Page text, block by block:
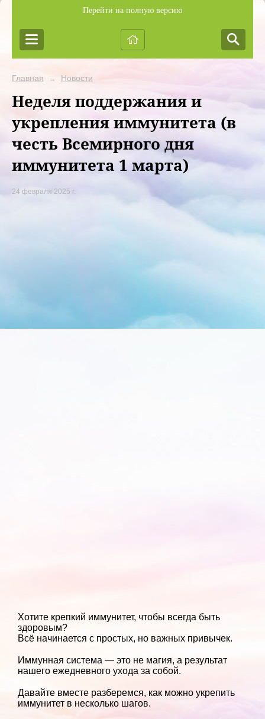
Перейти на полную версию
Главная → Новости
Неделя поддержания и
укрепления иммунитета (в
честь Всемирного дня
иммунитета 1 марта)
24 февраля 2025 г.
Хотите крепкий иммунитет, чтобы всегда быть
здоровым?
Всё начинается с простых, но важных привычек.
Иммунная система — это не магия, а результат
нашего ежедневного ухода за собой.
Давайте вместе разберемся, как можно укрепить
иммунитет в несколько шагов.